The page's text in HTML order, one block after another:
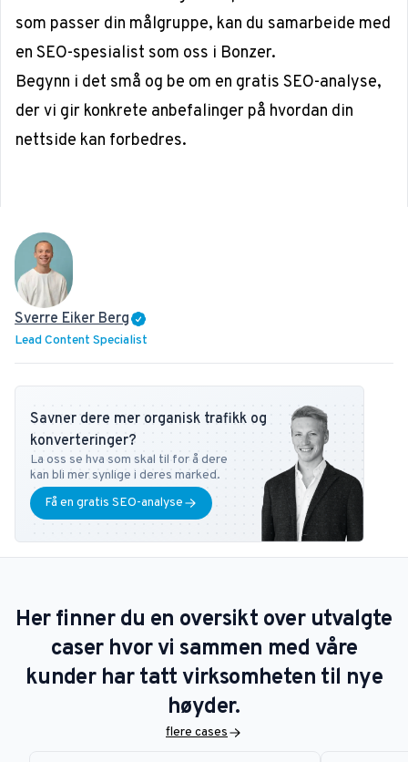
som passer din målgruppe, kan du samarbeide med
en SEO-spesialist som oss i Bonzer.
Begynn i det små og be om en gratis SEO-analyse,
der vi gir konkrete anbefalinger på hvordan din
nettside kan forbedres.
Sverre Eiker Berg
Lead Content Specialist
Savner dere mer organisk trafikk og
konverteringer?
La oss se hva som skal til for å dere
kan bli mer synlige i deres marked.
Få en gratis SEO-analyse
Her finner du en oversikt over utvalgte
caser hvor vi sammen med våre
kunder har tatt virksomheten til nye
høyder.
flere cases